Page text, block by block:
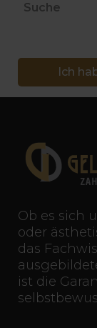
Suche
Ich
Ob es sich
oder
das
ist die